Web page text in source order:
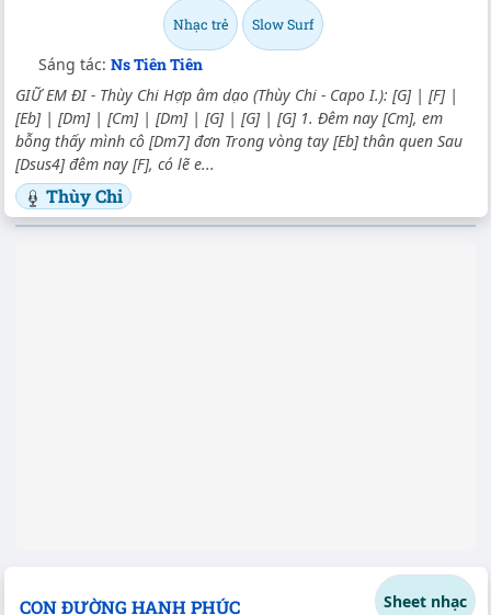
Nhạc trẻ Slow Surf
Sáng tác: Ns Tiên Tiên
GIỮ EM ĐI - Thùy Chi Hợp âm dạo (Thùy Chi - Capo I.): [G] | [F] |
[Eb] | [Dm] | [Cm] | [Dm] | [G] | [G] | [G] 1. Đêm nay [Cm], em
bỗng thấy mình cô [Dm7] đơn Trong vòng tay [Eb] thân quen Sau
[Dsus4] đêm nay [F], có lẽ e...
Thùy Chi
CON ĐƯỜNG HẠNH PHÚC Sheet nhạc